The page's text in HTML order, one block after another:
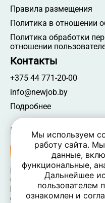
образованием
Правила размещения
Политика в отношении
Политика обработки
отношении
Контакты
+375 44 771-20-00
info@newjob.by
Подробнее
Мы в соцсетях
NEWJOB.BY 🐝 2024 -
ООО «Атамантия» | УНП
Беларусь, Минская обл.,
c/c,
Мы используем
работу сайта.
данные,
функциональные,
Дальнейшее
пользователем
ознакомлен и